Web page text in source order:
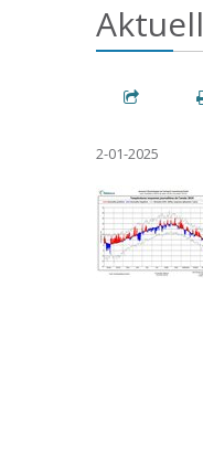
2-01-2025